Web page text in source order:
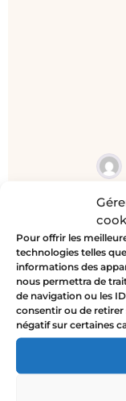
Pour offrir les
technologies telles
informations des
nous permettra de
de navigation ou les
consentir ou de
négatif sur certaines